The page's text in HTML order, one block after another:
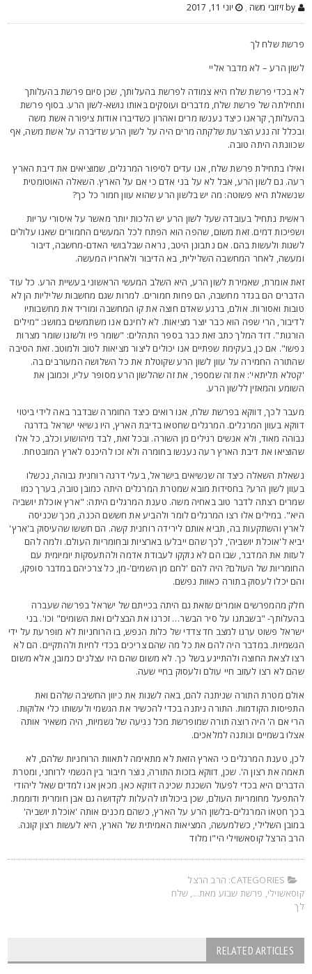
, יוני 11, 2017
שלח לך
הרע – לא מדבר אליי
בכדי פרשת שלח היא צמודה לפרשת בהעלותך, שכן סיום פרשת בהעלותך
של פרשת שלח, מדברים ועוסקים באותו נושא-לשון הרע. בסוף פרשת
קראנו כיצד נענשו מרים ואהרון כשדיברו אודות ציפורה אשת משה
זה נגע הצרעת שלקתה מרים היה על לשון הרע שדיברה על אשת משה, אף
היתה טובה.
בתחילת פרשת שלח, אנו עדים לסיפור המרגלים, שמוציאים את דיבת הארץ
גם לשון הרע, אבל לא על בני אדם כי אם על הארץ. השאלה האוטומטית
היא פשוטה: מה יש בלשון הרע שהוא עוון חמור כל כך?
נתחיל בעובדה שעל לשון הרע יש הלכות יותר מאשר על איסורי עריות
דמים. זאת משום, שהפה הוא הפתח לכל המעשים החמורים שאנו עלולים
ולעשות בהם. אם נתבונן היטב, נראה שבלבושי האדם-מחשבה, דיבור
לאחר המחשבה השלילית, בא הדיבור ולאחריו המעשה.
אומרת, שאמירת לשון הרע, היא השלב המעשי הראשוני בעשיית הרע. כל עוד
הם בגדר מחשבה, הם פחות חמורים. למרות שגם מחשבות שליליות הן לא
ואסורות. אולם, ברגע שאדם חוצה את קו המחשבה ומוריד את מחשבותיו
הרי שפה הוא כבר יוצר מציאות. לא לחינם אנו משתמשים במושג: "מילים
דוד המלך כתב זאת כבר בספר התהלים: "שומר פיו ולשונו שומר מצרות
אם כן, בעקימת שפתיים אנו יכולים ליצור מציאות לטוב ולמוטב. זאת הסיבה
החמירה על עוון לשון הרע שקוטלת את כל השלושה המעורבים בה.
תליתאי': את זה שמספר, את זה שהלשון הרע מסופר עליו, וכמובן את
והמאזין ללשון הרע.
לכך, דווקא בפרשת שלח, אנו רואים כיצד החומרה שבדבר באה לידי ביטוי
בעוון המרגלים. המרגלים שחטאו בדיבת הארץ, היו נשיאי ישראל בדרגה
מאוד, ולא אנשים רגילים מן השורה. ובכל זאת, לבד מיהושוע וכלב, כל אלו
את דיבת הארץ רעה נענשו בחומרה ולא זכו להיכנס לארץ המובטחת.
השאלה כיצד זה שנשיאים בישראל, בעלי דרגה רוחנית גבוהה, נכשלו
לשון הרע? בחסידות מובא שמטרת המרגלים היתה כמובן טובה, בערך כמו
רצתה לדבר טוב באחיה משה. טענת המרגלים היתה: "ארץ אוכלת יושביה
במילים אלו רצו המרגלים לומר ולהביע את חששם הכנה, מכך שכניסה
והשתקעות בה, תביא אותם לירידה רוחנית קשה. הם חששו שהעיסוק ב'ארץ'
ל'אוכלת יושביה', לכך שהם ייבלעו בארציות ובחומריות העולם. ולמה להם
את המדבר, שבו הם לא נזקקו לעבודת אדמה ולהתעסקות יומיומית עם
של העולם? היה להם 'לחם מן השמים'-מן, כל צרכיהם במדבר סופקו,
יכלו לעסוק בתורה כאוות נפשם.
מהמפרשים אומרים שזאת גם היתה בכייתם של ישראל בפרשה שעברה
"בשבתנו על סיר הבשר… זכרנו את הבצלים ואת השומים" וכו'. בני
פשוט ערגו למצב חד צדדי של כלות הנפש, בו הרוחניות לא מופרעת על ידי
במדבר היה להם את כל מה שהם צריכים בכדי לחיות ולהתקיים. הם לא
לצאת החוצה ולהתייגע בשל כך. לא משום שהם היו עצלנים כמובן, אלא משום
לא רצו לעזוב חיי עולם ולעסוק בחיי שעה.
מטרת התורה שניתנה להם, באה לשנות את כיוון החשיבה שלהם ואת
הקודמות. התורה ניתנה בכדי להכשיר את הגשמי ולעשותו כלי אלוקות.
אם ה' היה רוצה תורה שמופרשת מכל נגיעה של גשמיות, היה משאיר אותה
בשמיים ונותנה למלאכים.
טענת המרגלים כי הארץ הזאת לא מתאימה לתאוות הרוחניות שלהם, לא
את רצון ה'. שכן, דווקא בזכות התורה, נוצר חיבור בין הגשמי לרוחני, ומטרת
היא בכדי לפעול השכנת שכינה דווקא כאן. מכאן אנו למדים שאל ליהודי
מחומריות העולם, שכן ביכולתו להעלות לקדושה גם אבן חומרית ודוממת.
חטאו המרגלים-בלשון הרע על הארץ, כשהם מכנים אותה 'אוכלת יושביה'
השלילי, כשלמעשה, המציאות האמיתית של הארץ, היא לעשות רצון קונה.
הרצל קוסאשוילי הי"ו מלוד
CATEGORIES:
הרב הרצל
,פרשת שבוע מאת...,שלח
RELATED ARTICLES